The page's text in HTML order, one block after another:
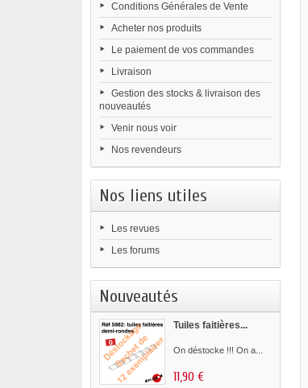
Conditions Générales de Vente
Acheter nos produits
Le paiement de vos commandes
Livraison
Gestion des stocks & livraison des
nouveautés
Venir nous voir
Nos revendeurs
Nos liens utiles
Les revues
Les forums
Nouveautés
Tuiles faitières...
On déstocke !!! On a...
11,90 €